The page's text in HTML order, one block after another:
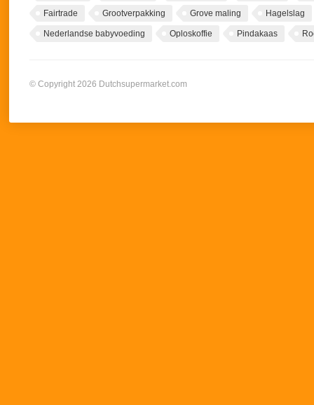
Fairtrade Grootverpakking Grove maling Hagelslag
Nederlandse babyvoeding Oploskoffie Pindakaas
© Copyright 2026 Dutchsupermarket.com